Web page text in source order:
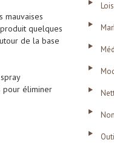
mauvaises
quelques
de la base
pour éliminer